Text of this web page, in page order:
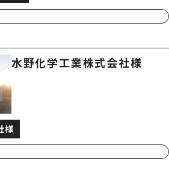
水野化学工業株式会社様
様